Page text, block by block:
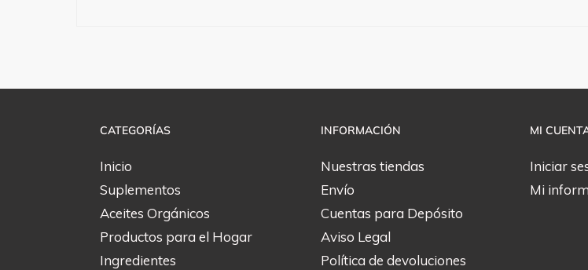
CATEGORÍAS
Inicio
Suplementos
Aceites Orgánicos
Productos para el Hogar
Ingredientes
INFORMACIÓN
Nuestras tiendas
Envío
Cuentas para Depósito
Aviso Legal
Política de devoluciones
MI
Iniciar
Mi